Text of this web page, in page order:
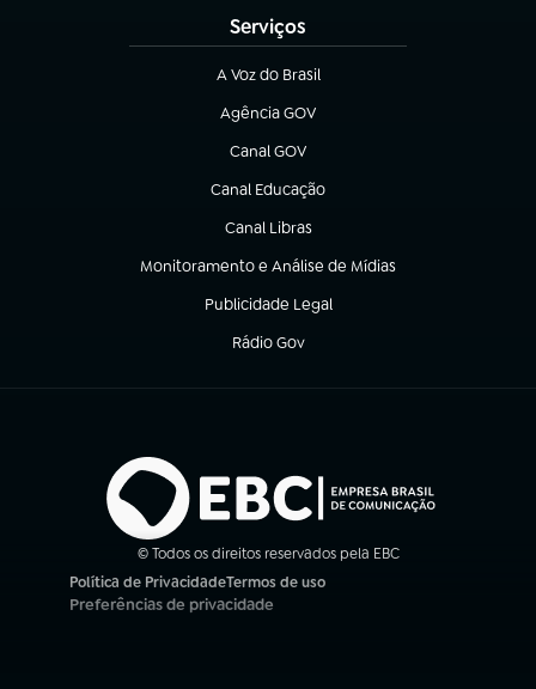
Serviços
A Voz do Brasil
(abre em nova aba)
Agência GOV
(abre em nova aba)
Canal GOV
(abre em nova aba)
Canal Educação
(abre em nova aba)
Canal Libras
(abre em nova aba)
Monitoramento e Análise de Mídias
(abre em nova aba)
Publicidade Legal
(abre em nova aba)
Rádio Gov
(abre em nova aba)
© Todos os direitos reservados pela EBC
Política de Privacidade
(abre em nova aba)
Termos de uso
(abre em nova aba)
Preferências de privacidade